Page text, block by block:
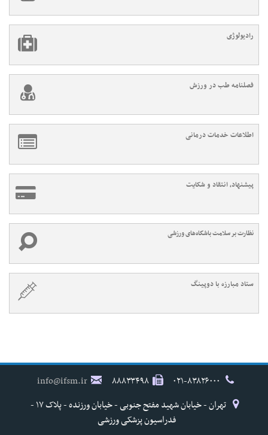
رادیولوژی
فصلنامه طب در ورزش
اطلاعات خدمات درمانی
پیشنهاد، انتقاد و شکایت
نظارت بر سلامت باشگاه‌های ورزشی
ستاد مبارزه با دوپینگ
۸۸۸۳۳۴۹۸
info@ifsm.ir
تهران - خیابان شهید مفتح جنوبی - خیابان ورزنده - پلاک ۱۷ -
فدراسیون پزشکی ورزشی